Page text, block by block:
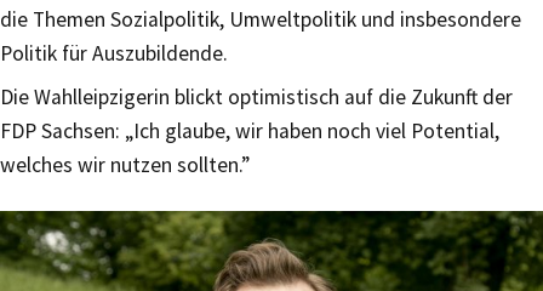
die Themen Sozialpolitik, Umweltpolitik und insbesondere
Politik für Auszubildende.
Die Wahlleipzigerin blickt optimistisch auf die Zukunft der
FDP Sachsen: „Ich glaube, wir haben noch viel Potential,
welches wir nutzen sollten.”